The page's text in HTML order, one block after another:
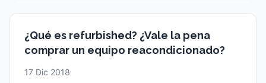
¿Qué es refurbished? ¿Vale la pena
comprar un equipo reacondicionado?
17 Dic 2018